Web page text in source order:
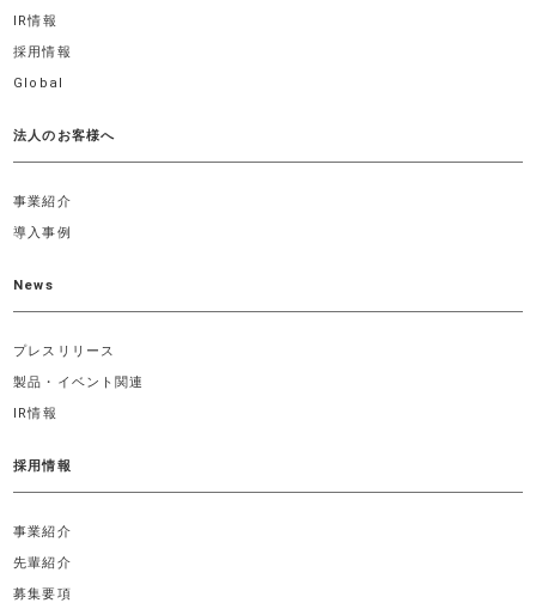
IR情報
採用情報
Global
法人のお客様へ
事業紹介
導入事例
News
プレスリリース
製品・イベント関連
IR情報
採用情報
事業紹介
先輩紹介
募集要項